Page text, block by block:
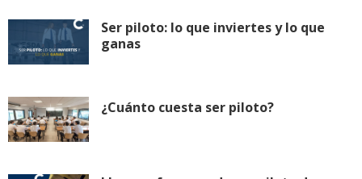
Ser piloto: lo que inviertes y lo que
ganas
¿Cuánto cuesta ser piloto?